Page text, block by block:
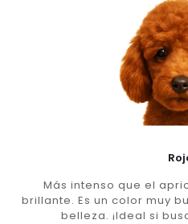
Más intenso que el
brillante. Es un color muy
belleza. ¡Ideal si